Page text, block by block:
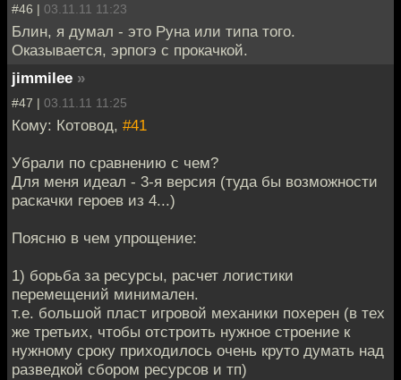
#46 | 03.11.11 11:23
Блин, я думал - это Руна или типа того.
Оказывается, эрпогэ с прокачкой.
jimmilee »
#47 | 03.11.11 11:25
Кому: Котовод, #41
Убрали по сравнению с чем?
Для меня идеал - 3-я версия (туда бы возможности
раскачки героев из 4...)
Поясню в чем упрощение:
1) борьба за ресурсы, расчет логистики
перемещений минимален.
т.е. большой пласт игровой механики похерен (в тех
же третьих, чтобы отстроить нужное строение к
нужному сроку приходилось очень круто думать над
разведкой сбором ресурсов и тп)